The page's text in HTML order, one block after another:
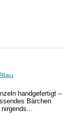
handgefertigt –
Bärchen